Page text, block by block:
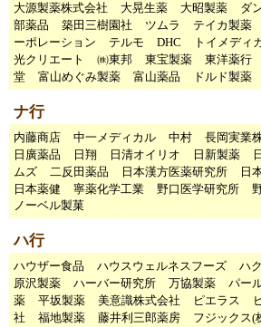
大源製薬株式会社
大晃生薬 大昭製薬 ダ
部薬品
築田三樹園社 ツムラ テイカ製薬
ーポレーション
テルモ DHC トイメディ
光クリエート
㈱東邦 東宝製薬 東洋薬行
堂
富山めぐみ製薬 富山薬品 ドルド製薬
ナ行
内藤商店 中一メディカル 中村 長岡実業
日廣薬品
日翔 日清オイリオ 日新製薬
ムズ
二反田薬品 日本漢方医薬研究所 日
日本薬健
寧薬化学工業 野口医学研究所
ノーベル製菓
ハ行
ハウザー食品 ハウスウェルネスフーズ ハ
原沢製薬
ハーバー研究所 万協製薬 パー
薬
平坂製薬 美意識株式会社 ピエラス
社
福地製薬 藤井利三郎薬房 フジックス(